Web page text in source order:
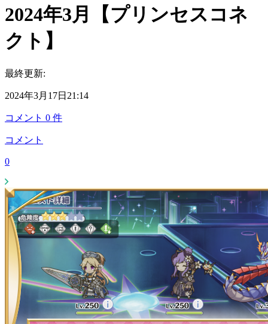
2024年3月【プリンセスコネ
クト】
最終更新:
2024年3月17日21:14
コメント 0 件
コメント
0